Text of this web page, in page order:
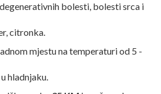
bolesti, bolesti srca i
citronka.
mjestu na temperaturi od 5 -
hladnjaku.